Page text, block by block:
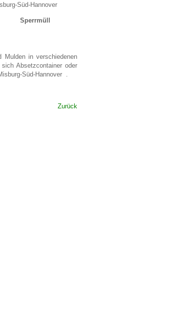
Sperrmüll
Mulden in verschiedenen
Absetzcontainer oder
Süd-Hannover .
Zurück